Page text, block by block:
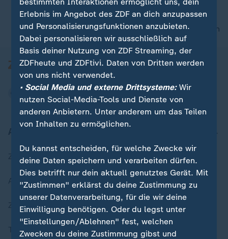
nach oben
Zuletzt veröffentlicht
Aktuelle Sendungs-Videos
ZDFheute Stories
Themen im Überblick
Erlebnis im Angebot des ZDF an dich anzupassen
und Personalisierungsfunktionen anzubieten.
Dabei personalisieren wir ausschließlich auf
Basis deiner Nutzung von ZDF Streaming, der
ZDFheute und ZDFtivi. Daten von Dritten werden
von uns nicht verwendet.
• Social Media und externe Drittsysteme:Wir
nutzen Social-Media-Tools und Dienste von
anderen Anbietern. Unter anderem um das Teilen
von Inhalten zu ermöglichen.
Du kannst entscheiden, für welche Zwecke wir
deine Daten speichern und verarbeiten dürfen.
Dies betrifft nur dein aktuell genutztes Gerät. Mit
"Zustimmen" erklärst du deine Zustimmung zu
unserer Datenverarbeitung, für die wir deine
Einwilligung benötigen. Oder du legst unter
"Einstellungen/Ablehnen" fest, welchen
Zwecken du deine Zustimmung gibst und